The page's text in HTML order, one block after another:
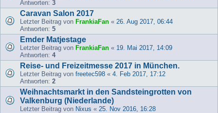
Antworten: 3
Caravan Salon 2017
Letzter Beitrag von FrankiaFan « 26. Aug 2017, 06:44
Antworten: 5
Emder Matjestage
Letzter Beitrag von FrankiaFan « 19. Mai 2017, 14:09
Antworten: 4
Reise- und Freizeitmesse 2017 in München.
Letzter Beitrag von freetec598 « 4. Feb 2017, 17:12
Antworten: 2
Weihnachtsmarkt in den Sandsteingrotten von
Valkenburg (Niederlande)
Letzter Beitrag von Nixus « 25. Nov 2016, 16:28